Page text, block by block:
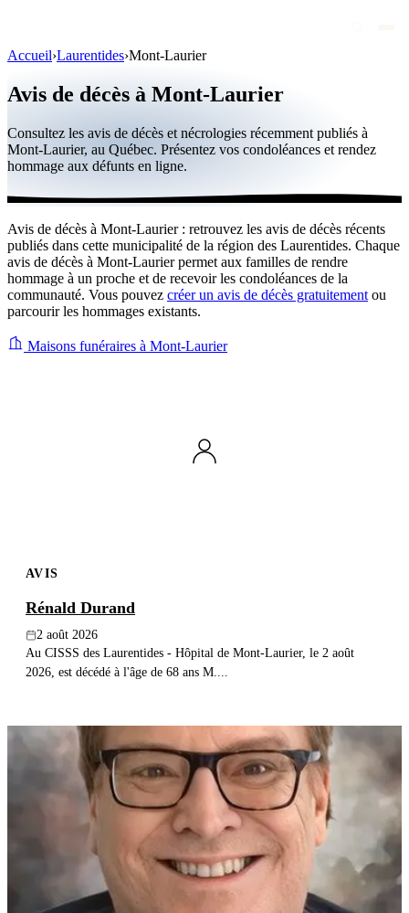
Personnalités publiques
Québec
Canada
International
Par région
Par ville
Maisons funéraires
Éternea
Accueil›Laurentides›Mont-Laurier
Avis de décès à Mont-Laurier
Consultez les avis de décès et nécrologies récemment publiés à
Mont-Laurier, au Québec. Présentez vos condoléances et rendez
hommage aux défunts en ligne.
Avis de décès à Mont-Laurier : retrouvez les avis de décès récents
publiés dans cette municipalité de la région des Laurentides. Chaque
avis de décès à Mont-Laurier permet aux familles de rendre
hommage à un proche et de recevoir les condoléances de la
communauté. Vous pouvez créer un avis de décès gratuitement ou
parcourir les hommages existants.
Maisons funéraires à Mont-Laurier
AVIS
Rénald Durand
2 août 2026
Au CISSS des Laurentides - Hôpital de Mont-Laurier, le 2 août
2026, est décédé à l'âge de 68 ans M....